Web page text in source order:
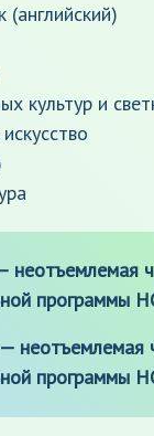
культур и
неотъемлемая
программы
неотъемлемая
программы